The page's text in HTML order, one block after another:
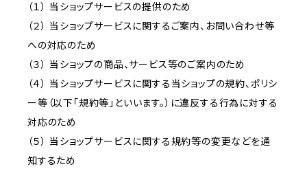
（１） 当ショップサービスの提供のため
（２） 当ショップサービスに関するご案内、お問い合わせ等
への対応のため
（３） 当ショップの商品、サービス等のご案内のため
（４） 当ショップサービスに関する当ショップの規約、ポリシ
ー等（以下「規約等」といいます。）に違反する行為に対する
対応のため
（５） 当ショップサービスに関する規約等の変更などを通
知するため